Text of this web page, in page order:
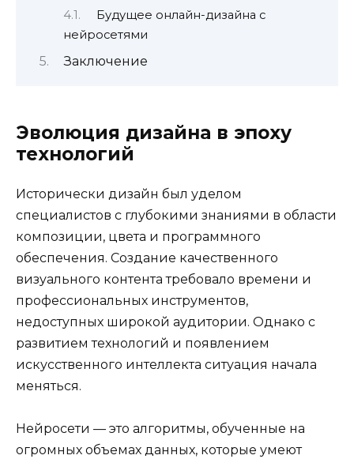
Будущее онлайн-дизайна с
нейросетями
Заключение
Эволюция дизайна в эпоху
технологий
Исторически дизайн был уделом
специалистов с глубокими знаниями в области
композиции, цвета и программного
обеспечения. Создание качественного
визуального контента требовало времени и
профессиональных инструментов,
недоступных широкой аудитории. Однако с
развитием технологий и появлением
искусственного интеллекта ситуация начала
меняться.
Нейросети — это алгоритмы, обученные на
огромных объемах данных, которые умеют